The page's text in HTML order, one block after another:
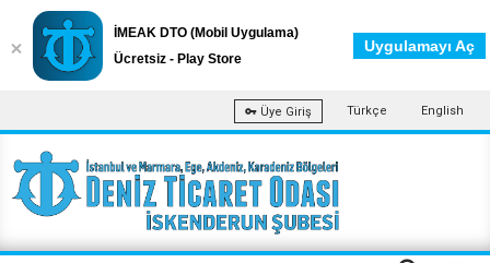
Üye Giriş Türkçe English
İMEAK DTO (Mobil Uygulama)
Ücretsiz - Play Store
Uygulamayı Aç